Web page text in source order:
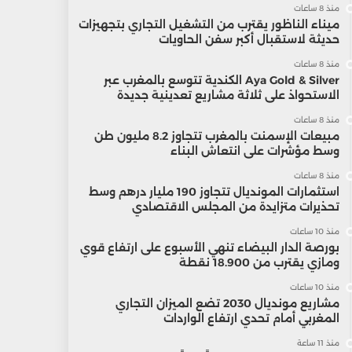
منذ 8 ساعات
ميناء الناظور يقترب من التشغيل التجاري بتجهيزات
حديثة لاستقبال أكبر سفن الحاويات
منذ 8 ساعات
Aya Gold & Silver الكندية تتوسع بالمغرب عبر
الاستحواذ على ثلاثة مشاريع تعدينية جديدة
منذ 8 ساعات
مبيعات الإسمنت بالمغرب تتجاوز 8.2 مليون طن
وسط مؤشرات على انتعاش البناء
منذ 8 ساعات
استثمارات المونديال تتجاوز 190 مليار درهم وسط
تحذيرات متزايدة من المجلس الاقتصادي
منذ 10 ساعات
بورصة الدار البيضاء تنهي الأسبوع على ارتفاع قوي
ومازي يقترب من 18.900 نقطة
منذ 10 ساعات
مشاريع مونديال 2030 تضع الميزان التجاري
المغربي أمام تحدي ارتفاع الواردات
منذ 11 ساعة